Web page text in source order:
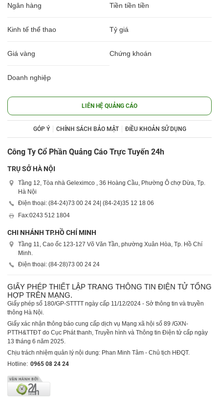
Ngân hàng Tiền tiền tiền
Kinh tế thể thao Tỷ giá
Giá vàng Chứng khoán
Doanh nghiệp
LIÊN HỆ QUẢNG CÁO
GÓP Ý CHÍNH SÁCH BẢO MẬT ĐIỀU KHOẢN SỬ DỤNG
Công Ty Cổ Phần Quảng Cáo Trực Tuyến 24h
TRỤ SỞ HÀ NỘI
Tầng 12, Tòa nhà Geleximco , 36 Hoàng Cầu, Phường Ô chợ Dừa, Tp.
Hà Nội
Điện thoại: (84-24)73 00 24 24 | (84-24)35 12 18 06
Fax:0243 512 1804
CHI NHÁNH TP.HỒ CHÍ MINH
Tầng 11, Cao ốc 123-127 Võ Văn Tần, phường Xuân Hòa, Tp. Hồ Chí
Minh.
Điện thoại: (84-28)73 00 24 24
GIẤY PHÉP THIẾT LẬP TRANG THÔNG TIN ĐIỆN TỬ TỔNG
HỢP TRÊN MẠNG.
Giấy phép số 180/GP-STTTT ngày cấp 11/12/2024 - Sở thông tin và truyền
thông Hà Nội.
Giấy xác nhận thông báo cung cấp dịch vụ Mạng xã hội số 89 /GXN-
PTTH&TTĐT do Cục Phát thanh, Truyền hình và Thông tin Điện tử cấp ngày
13 tháng 6 năm 2025.
Chịu trách nhiệm quản lý nội dung: Phan Minh Tâm - Chủ tịch HĐQT.
Hotline: 0965 08 24 24